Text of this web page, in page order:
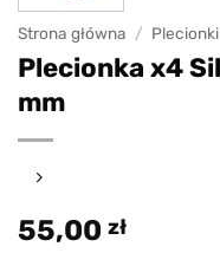
Strona główna / Plecionki
Plecionka x4
mm
55,00 zł